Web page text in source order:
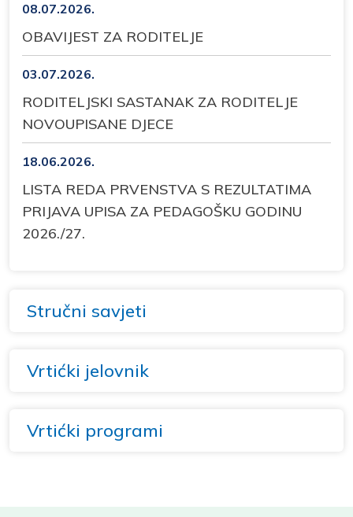
08.07.2026.
OBAVIJEST ZA RODITELJE
03.07.2026.
RODITELJSKI SASTANAK ZA RODITELJE
NOVOUPISANE DJECE
18.06.2026.
LISTA REDA PRVENSTVA S REZULTATIMA
PRIJAVA UPISA ZA PEDAGOŠKU GODINU
2026./27.
Stručni savjeti
Vrtićki jelovnik
Vrtićki programi